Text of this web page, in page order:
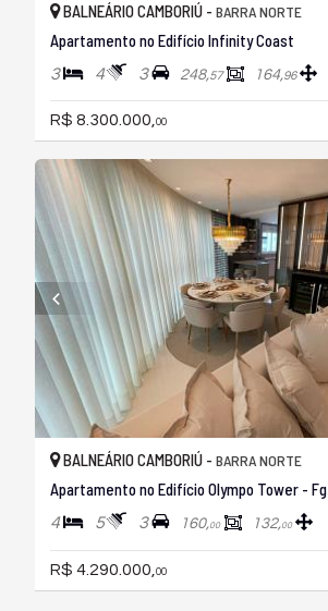
BALNEÁRIO CAMBORIÚ - BARRA NORTE
Apartamento no Edifício Infinity Coast
3 4 3 248,57 164,96
R$ 8.300.000,00
BALNEÁRIO CAMBORIÚ - BARRA NORTE
Apartamento no Edifício Olympo Tower - Fg
4 5 3 160,00 132,00
R$ 4.290.000, 00